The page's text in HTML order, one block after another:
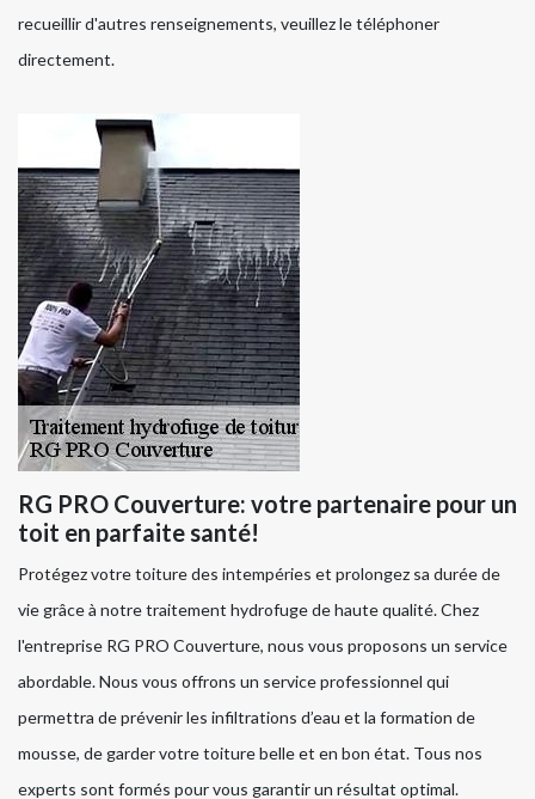
recueillir d'autres renseignements, veuillez le téléphoner
directement.
RG PRO Couverture: votre partenaire pour un
toit en parfaite santé!
Protégez votre toiture des intempéries et prolongez sa durée de
vie grâce à notre traitement hydrofuge de haute qualité. Chez
l'entreprise RG PRO Couverture, nous vous proposons un service
abordable. Nous vous offrons un service professionnel qui
permettra de prévenir les infiltrations d’eau et la formation de
mousse, de garder votre toiture belle et en bon état. Tous nos
experts sont formés pour vous garantir un résultat optimal.